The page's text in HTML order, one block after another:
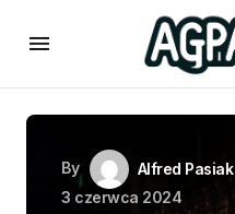
By
Alfred Pasiak
3 czerwca 2024